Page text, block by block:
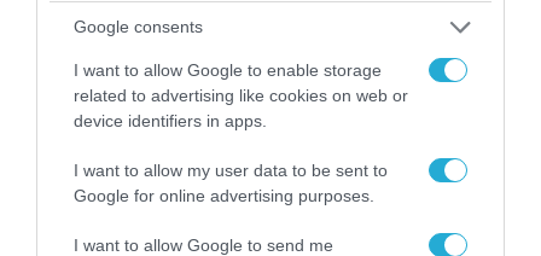
Google consents
I want to allow Google to enable storage
related to advertising like cookies on web or
device identifiers in apps.
I want to allow my user data to be sent to
Google for online advertising purposes.
I want to allow Google to send me
09.08.2026 | 12:02
Οι Χούθι δοκιμάζουν της αμυντική συμμαχία
Τουρκίας-Σ.Αραβίας – Το παράδοξο των
ελληνικών Patriot στην περιοχή
ΠΟΛΙΤΙΚΗ